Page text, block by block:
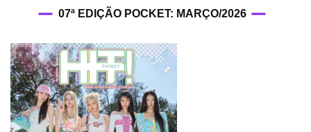
07ª EDIÇÃO POCKET: MARÇO/2026